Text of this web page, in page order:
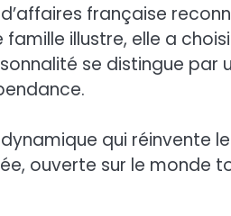
française
illustre, elle a
se distingue par
qui réinvente
ouverte sur le monde